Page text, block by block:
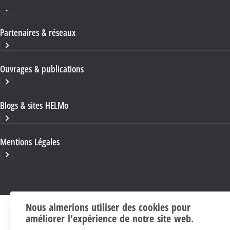
Partenaires & réseaux
Ouvrages & publications
Blogs & sites HELMo
Mentions Légales
Nous aimerions utiliser des cookies pour
améliorer l’expérience de notre site web.